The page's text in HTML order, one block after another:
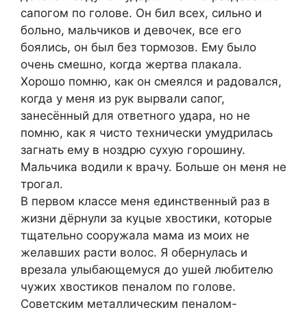
сапогом по голове. Он бил всех, сильно и
больно, мальчиков и девочек, все его
боялись, он был без тормозов. Ему было
очень смешно, когда жертва плакала.
Хорошо помню, как он смеялся и радовался,
когда у меня из рук вырвали сапог,
занесённый для ответного удара, но не
помню, как я чисто технически умудрилась
загнать ему в ноздрю сухую горошину.
Мальчика водили к врачу. Больше он меня не
трогал.
В первом классе меня единственный раз в
жизни дёрнули за куцые хвостики, которые
тщательно сооружала мама из моих не
желавших расти волос. Я обернулась и
врезала улыбающемуся до ушей любителю
чужих хвостиков пеналом по голове.
Советским металлическим пеналом-